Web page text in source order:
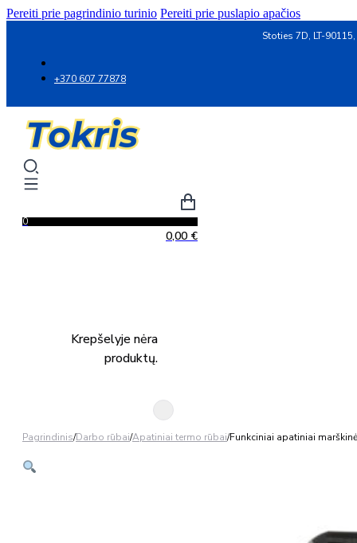
Pereiti prie pagrindinio turinio Pereiti prie puslapio apačios
Stoties 7D, LT-
+370 607 77878
0
0,00 €
Krepšelyje nėra
produktų.
Pagrindinis/Darbo rūbai/Apatiniai termo rūbai/Funkciniai apatiniai